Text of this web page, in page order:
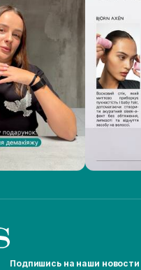
Подпишись на наши новости